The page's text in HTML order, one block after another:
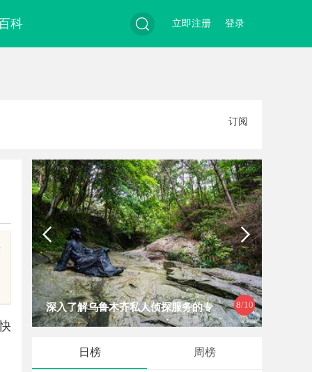
科
索
登录
立即注册
订阅
8/10
深入了解乌鲁木齐私人侦探服务的专
日榜 周榜